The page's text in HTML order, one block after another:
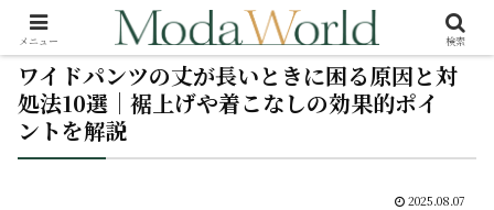
ワイドパンツの丈が長いときに困る原因と対
処法10選｜裾上げや着こなしの効果的ポイ
ントを解説
2025.08.07
メニュー 検索